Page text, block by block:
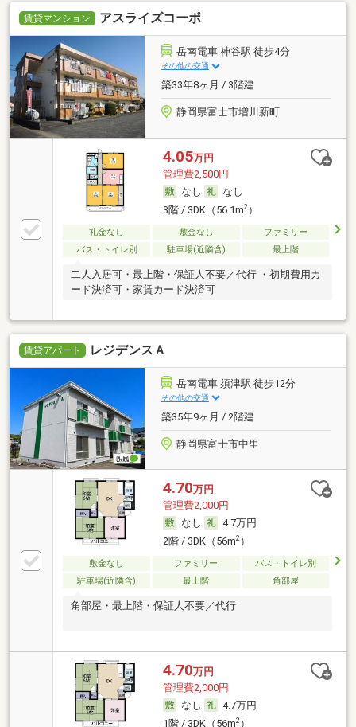
賃貸マンション アスライズコーポ
岳南電車 神谷駅 徒歩4分
その他の交通
築33年8ヶ月 / 3階建
静岡県富士市増川新町
4.05万円
管理費2,500円
なし
なし
3階 / 3DK（56.1m2）
礼金なし 敷金なし
ファミリー
バス・トイレ別
駐車場(近隣含) 最上階
二人入居可・最上階・保証人不要／代行 ・初期費用カ
ード決済可・家賃カード決済可
賃貸アパート レジデンスＡ
岳南電車 須津駅 徒歩12分
その他の交通
築35年9ヶ月 / 2階建
静岡県富士市中里
4.70万円
管理費2,000円
なし
4.7万円
2階 / 3DK（56m2）
敷金なし ファミリー
バス・トイレ別
駐車場(近隣含)
最上階 角部屋
角部屋・最上階・保証人不要／代行
4.70万円
管理費2,000円
なし
4.7万円
1階 / 3DK（56m2）